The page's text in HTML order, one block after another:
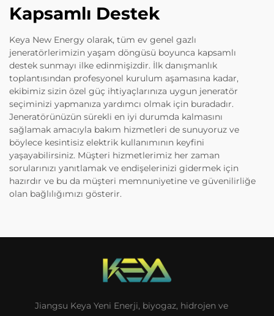
Kapsamlı Destek
Keya New Energy olarak, tüm ev genel gazlı
jeneratörlerimizin yaşam döngüsü boyunca kapsamlı
destek sunmayı ilke edinmişizdir. İlk danışmanlık
toplantısından profesyonel kurulum aşamasına kadar,
ekibimiz sizin özel güç ihtiyaçlarınıza uygun jeneratör
seçiminizi yapmanıza yardımcı olmak için buradadır.
Jeneratörünüzün sürekli en iyi durumda kalmasını
sağlamak amacıyla bakım hizmetleri de sunuyoruz ve
böylece kesintisiz elektrik kullanımının keyfini
yaşayabilirsiniz. Müşteri hizmetlerimiz her zaman
sorularınızı yanıtlamak ve endişelerinizi gidermek için
hazırdır ve bu da müşteri memnuniyetine ve güvenilirliğe
olan bağlılığımızı gösterir.
Jiangsu Keya Yeni Enerji, biyogaz, hidrojen ve